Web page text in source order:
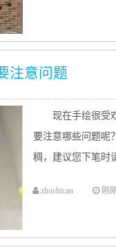
注意问题
现在手绘很受
要注意哪些问题呢
稠，建议您下笔时
zhushican 刚